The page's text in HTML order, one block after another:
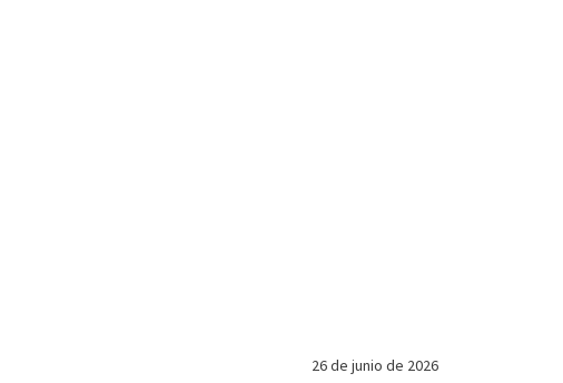
26 de junio de 2026